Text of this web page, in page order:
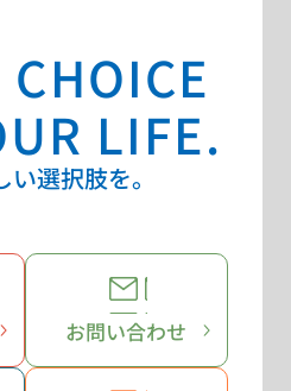
LIFE.
選択肢を。
お問い合わせ